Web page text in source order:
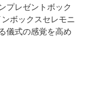
プレゼントボック
ボックスセレモニ
儀式の感覚を高め